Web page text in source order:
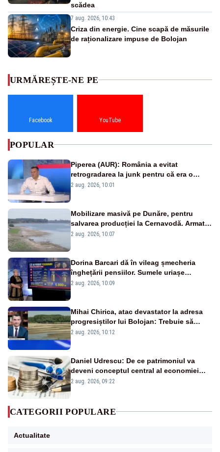
scădea
7 aug. 2026, 10:43
Criza din energie. Cine scapă de măsurile
de raționalizare impuse de Bolojan
URMĂREȘTE-NE PE
Facebook YouTube
POPULAR
Piperea (AUR): România a evitat
retrogradarea la junk pentru că era o
catastrofă pentru bănci și fondurile de
2 aug. 2026, 10:01
Mobilizare masivă pe Dunăre, pentru
salvarea producției la Cernavodă. Armata
va detona o stâncă și va devia apa
2 aug. 2026, 10:07
Dorina Barcari dă în vileag șmecheria
înghețării pensiilor. Sumele uriașe
pierdute de fiecare român
2 aug. 2026, 10:09
Mihai Chirica, atac devastator la adresa
progresiștilor lui Bolojan: Trebuie să
protejăm și natura, dar nu șținem omaneii
2 aug. 2026, 10:12
Daniel Udrescu: De ce patrimoniul va
deveni conceptul central al economiei
viitoare?
2 aug. 2026, 09:22
CATEGORII POPULARE
Actualitate